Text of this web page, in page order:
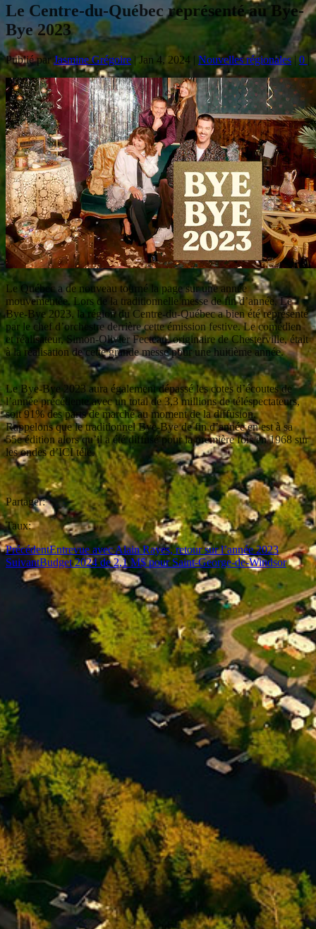
Le Centre-du-Québec représenté au Bye-
Bye 2023
Publié parJasmine Grégoire | Jan 4, 2024 | Nouvelles régionales| 0
Le Québec a de nouveau tourné la page sur une année
mouvementée. Lors de la traditionnelle messe de fin d’année, Le
Bye-Bye 2023, la région du Centre-du-Québec a bien été représenté
par le chef d’orchestre derrière cette émission festive. Le comédien
et réalisateur, Simon-Olivier Fecteau, originaire de Chesterville, était
à la réalisation de cette grande messe pour une huitième année.
Le Bye-Bye 2023 aura également dépassé les cotes d’écoutes de
l’année précédente avec un total de 3,3 millions de téléspectateurs,
soit 91% des parts de marché au moment de la diffusion.
Rappelons que le traditionnel Bye-Bye de fin d’année en est à sa
55e édition alors qu’il a été diffusé pour la première fois en 1968 sur
les ondes d’ICI télé.
Partager:
Taux:
PrécédentEntrevue avec Alain Rayes, retour sur l’année 2023
SuivantBudget 2024 de 2,1 M$ pour Saint-George-de-Windsor